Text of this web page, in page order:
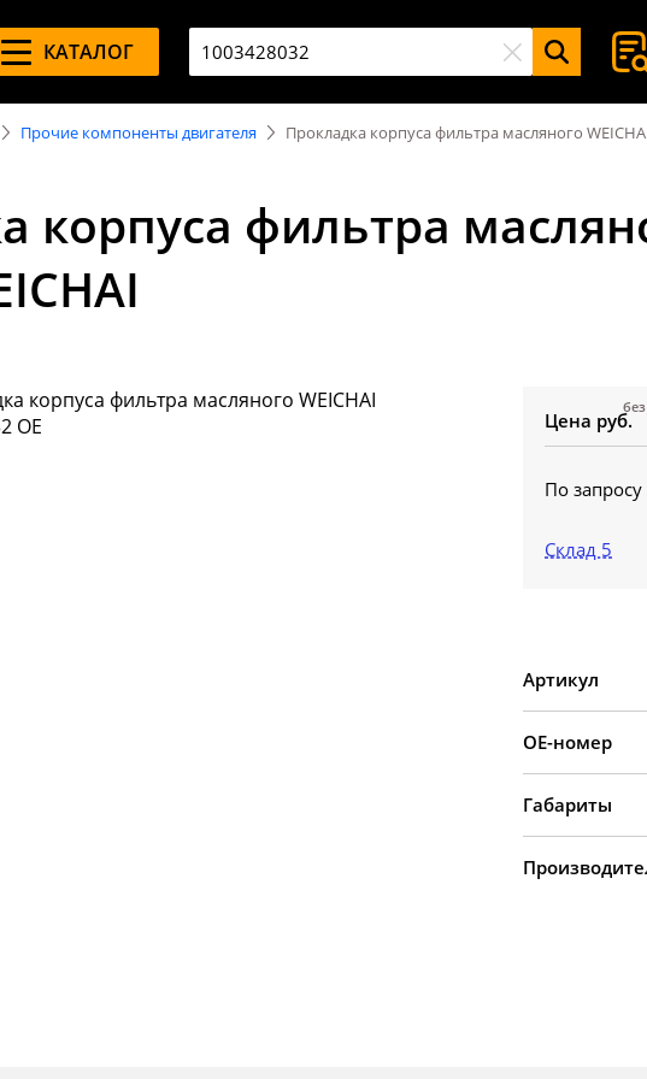
КАТАЛОГ
Прочие компоненты двигателя Прокладка корпуса фильтра масляного
корпуса фильтра
Цена руб.
По запросу
Склад 5
Артикул
OE-номер
Габариты